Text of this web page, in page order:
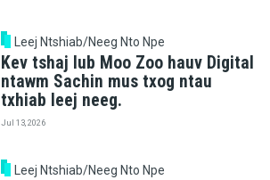
Leej Ntshiab/Neeg Nto Npe
Kev tshaj lub Moo Zoo hauv Digital
ntawm Sachin mus txog ntau
txhiab leej neeg.
Jul 13, 2026
Leej Ntshiab/Neeg Nto Npe